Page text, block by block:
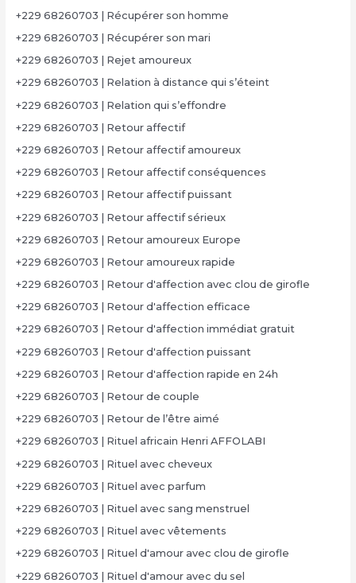
+229 68260703 | Récupérer son homme
+229 68260703 | Récupérer son mari
+229 68260703 | Rejet amoureux
+229 68260703 | Relation à distance qui s’éteint
+229 68260703 | Relation qui s’effondre
+229 68260703 | Retour affectif
+229 68260703 | Retour affectif amoureux
+229 68260703 | Retour affectif conséquences
+229 68260703 | Retour affectif puissant
+229 68260703 | Retour affectif sérieux
+229 68260703 | Retour amoureux Europe
+229 68260703 | Retour amoureux rapide
+229 68260703 | Retour d'affection avec clou de girofle
+229 68260703 | Retour d'affection efficace
+229 68260703 | Retour d'affection immédiat gratuit
+229 68260703 | Retour d'affection puissant
+229 68260703 | Retour d'affection rapide en 24h
+229 68260703 | Retour de couple
+229 68260703 | Retour de l’être aimé
+229 68260703 | Rituel africain Henri AFFOLABI
+229 68260703 | Rituel avec cheveux
+229 68260703 | Rituel avec parfum
+229 68260703 | Rituel avec sang menstruel
+229 68260703 | Rituel avec vêtements
+229 68260703 | Rituel d'amour avec clou de girofle
+229 68260703 | Rituel d'amour avec du sel